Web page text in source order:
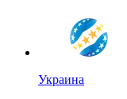
Украина